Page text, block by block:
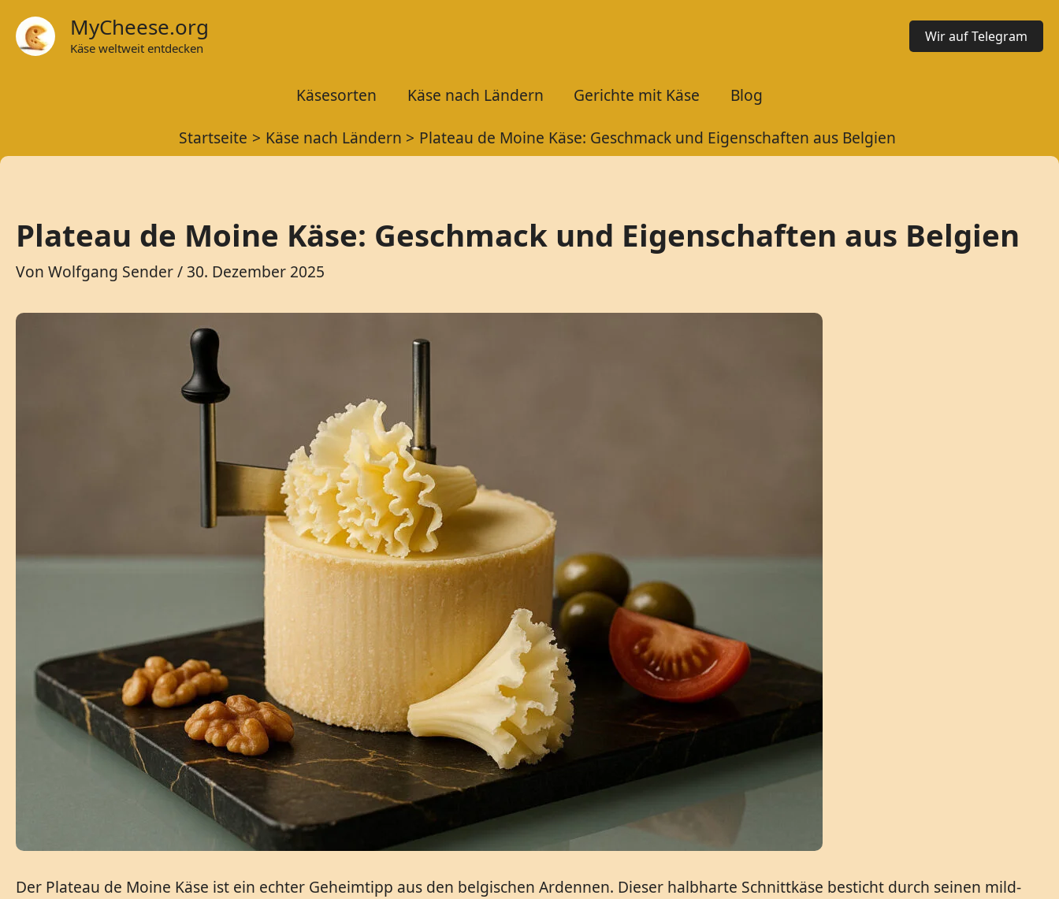
Zum
Inhalt
springen
MyCheese.org
Käse weltweit entdecken
Wir auf Telegram
Käsesorten Käse nach Ländern Gerichte mit Käse
Blog
Startseite
Käse nach Ländern Plateau de Moine Käse: Geschmack und Eigenschaften aus Belgien
Plateau de Moine Käse: Geschmack und Eigenschaften aus Belgien
Von Wolfgang Sender/30. Dezember 2025
Der Plateau de Moine Käse ist ein echter Geheimtipp aus den belgischen Ardennen. Dieser halbharte Schnittkäse besticht durch seinen mild-